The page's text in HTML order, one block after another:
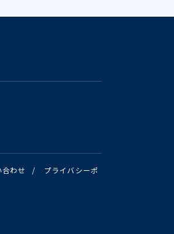
わせ /
プライバシーポ